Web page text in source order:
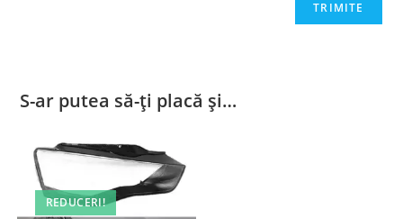
S-ar putea să-ți placă și…
REDUCERI!